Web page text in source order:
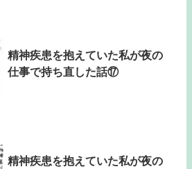
精神疾患を抱えていた私が夜の
仕事で持ち直した話⑰
精神疾患を抱えていた私が夜の